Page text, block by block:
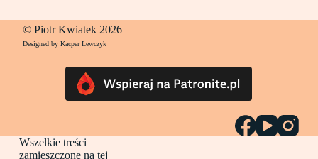
© Piotr Kwiatek 2026
Designed by Kacper Lewczyk
Wszelkie treści
zamieszczone na tej